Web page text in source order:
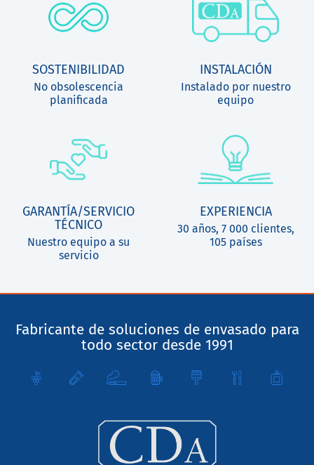
SOSTENIBILIDAD
No obsolescencia
planificada
INSTALACIÓN
Instalado por nuestro
equipo
GARANTÍA/SERVICIO
TÉCNICO
Nuestro equipo a su
servicio
EXPERIENCIA
30 años, 7 000 clientes,
105 países
Fabricante de soluciones de envasado para
todo sector desde 1991